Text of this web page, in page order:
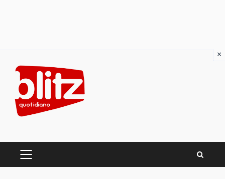
content
PRIMARY
×